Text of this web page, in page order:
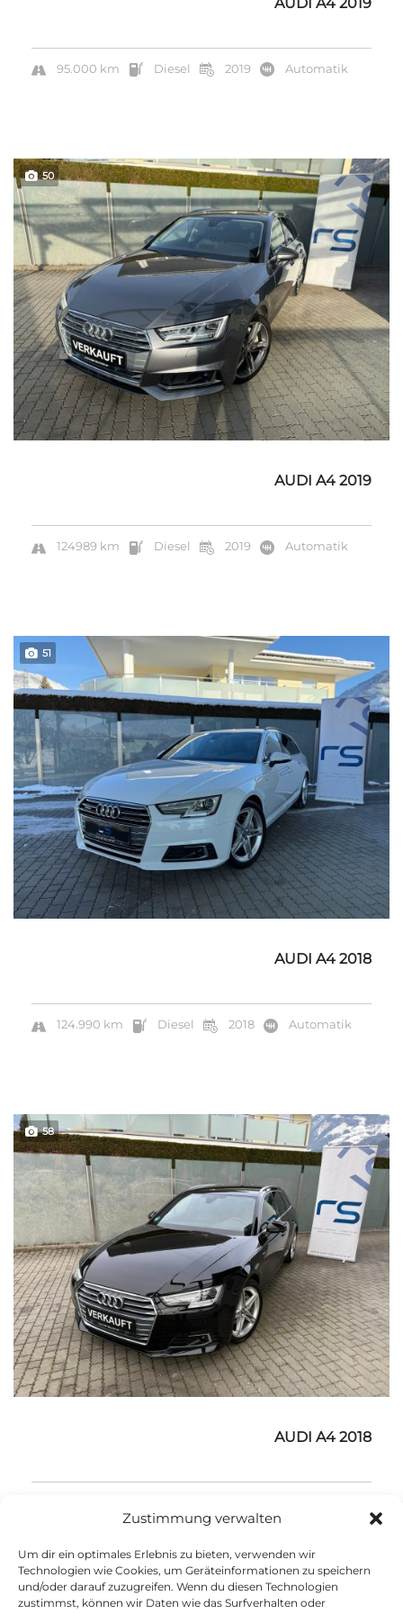
Zustimmung verwalten
Um dir ein optimales Erlebnis zu bieten, verwenden wir
Technologien wie Cookies, um Geräteinformationen zu speichern
und/oder darauf zuzugreifen. Wenn du diesen Technologien
zustimmst, können wir Daten wie das Surfverhalten oder
95.000 km Diesel 2019 Automatik
50
AUDI A4 2019
124989 km Diesel 2019 Automatik
51
AUDI A4 2018
124.990 km Diesel 2018 Automatik
58
AUDI A4 2018